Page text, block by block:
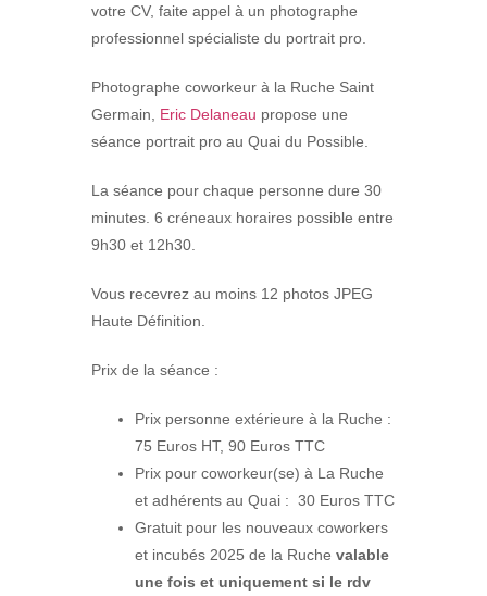
votre CV, faite appel à un photographe
professionnel spécialiste du portrait pro.
Photographe coworkeur à la Ruche Saint
Germain, Eric Delaneau propose une
séance portrait pro au Quai du Possible.
La séance pour chaque personne dure 30
minutes. 6 créneaux horaires possible entre
9h30 et 12h30.
Vous recevrez au moins 12 photos JPEG
Haute Définition.
Prix de la séance :
Prix personne extérieure à la Ruche :
75 Euros HT, 90 Euros TTC
Prix pour coworkeur(se) à La Ruche
et adhérents au Quai : 30 Euros TTC
Gratuit pour les nouveaux coworkers
et incubés 2025 de la Ruche valable
une fois et uniquement si le rdv